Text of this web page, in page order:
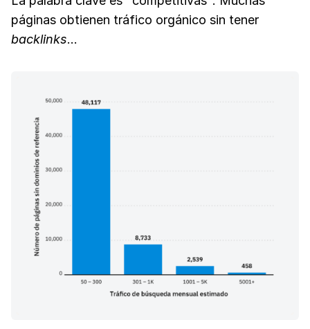
páginas obtienen tráfico orgánico sin tener
backlinks...